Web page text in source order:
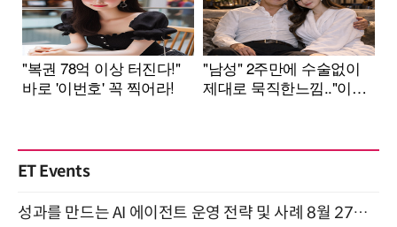
ET Events
성과를 만드는 AI 에이전트 운영 전략 및 사례 8월 27일 개최